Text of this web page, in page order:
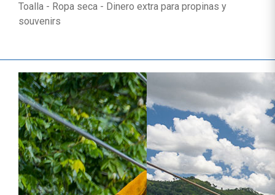
Toalla - Ropa seca - Dinero extra para propinas y
souvenirs